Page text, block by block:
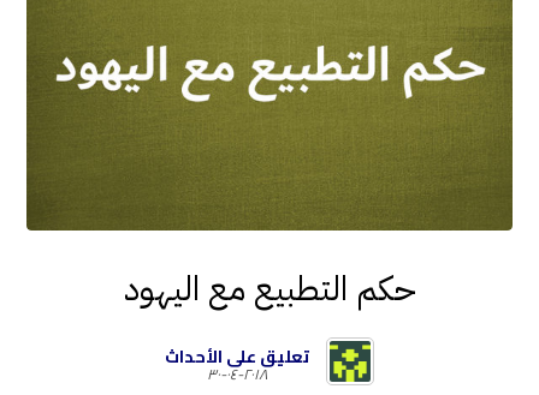
حكم التطبيع مع اليهود
تعليق على الأحداث
٢٠١٨-٠٤-٣٠